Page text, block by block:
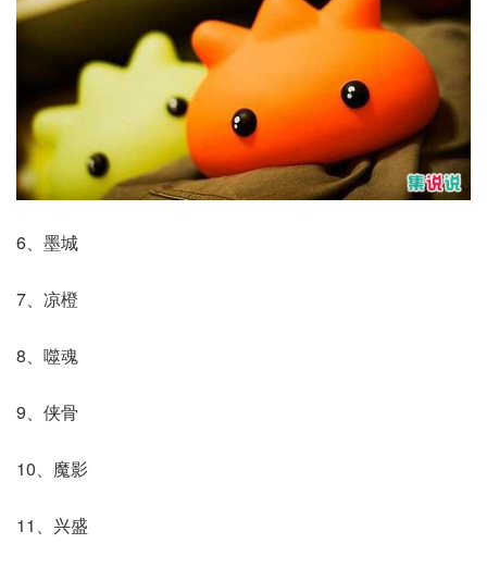
6、墨城
7、凉橙
8、噬魂
9、侠骨
10、魔影
11、兴盛